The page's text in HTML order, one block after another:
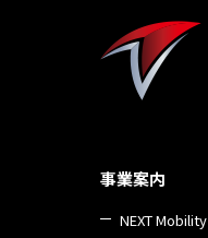
事業案内
NEXT Mobility